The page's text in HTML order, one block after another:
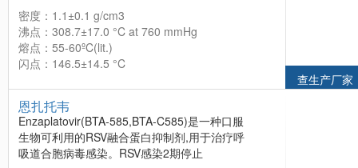
密度：1.1±0.1 g/cm3
沸点：308.7±17.0 °C at 760 mmHg
熔点：55-60ºC(lit.)
闪点：146.5±14.5 °C
查生产厂家
恩扎托韦
Enzaplatovir(BTA-585,BTA-C585)是一种口服
生物可利用的RSV融合蛋白抑制剂,用于治疗呼
吸道合胞病毒感染。RSV感染2期停止